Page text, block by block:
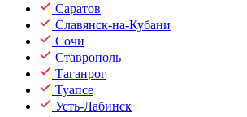
Саратов
Славянск-на-Кубани
Сочи
Ставрополь
Таганрог
Туапсе
Усть-Лабинск